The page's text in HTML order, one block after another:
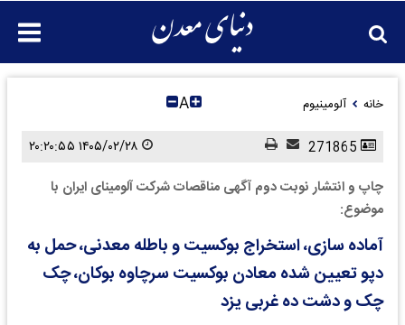
خانه آلومینیوم A
چاپ و انتشار نوبت دوم آگهی مناقصات شرکت آلومینای ایران با
موضوع:
آماده سازی، استخراج بوکسیت و باطله معدنی، حمل به
دپو تعیین شده معادن بوکسیت سرچاوه بوکان، چک
چک و دشت ده غربی یزد